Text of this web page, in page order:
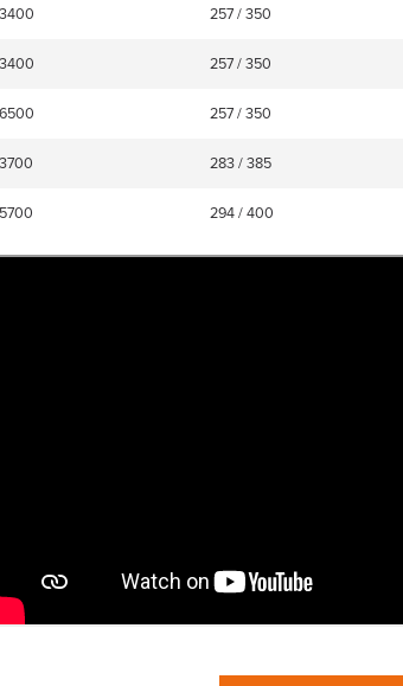
257 / 350
257 / 350
257 / 350
283 / 385
294 / 400